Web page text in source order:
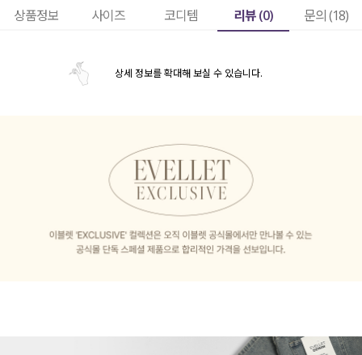
상품정보 사이즈 코디템 리뷰 (0) 문의 (18)
상세 정보를 확대해 보실 수 있습니다.